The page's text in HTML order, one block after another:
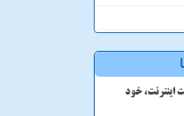
اینترنت، خود